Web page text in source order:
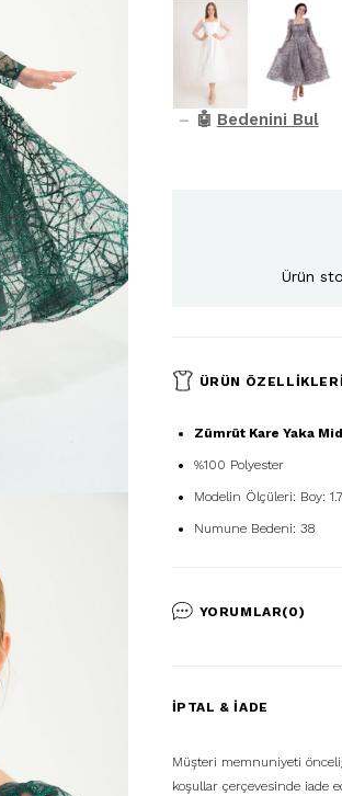
– 🤖 Bedenini Bul
Ürün
ÜRÜN ÖZELLIKLERI
Zümrüt Kare Yaka
%100 Polyester
Modelin Ölçüleri: Boy:
Numune Bedeni: 38
YORUMLAR(0)
İPTAL & İADE
Müşteri memnuniyeti
koşullar çerçevesinde iade